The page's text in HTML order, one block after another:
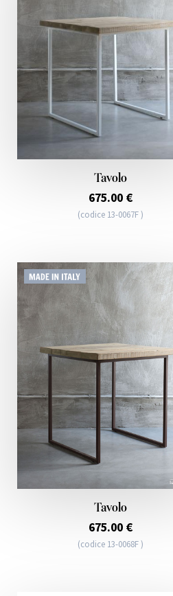
Tavolo
675.00 €
(codice 13-0067F )
Tavolo
675.00 €
(codice 13-0068F )